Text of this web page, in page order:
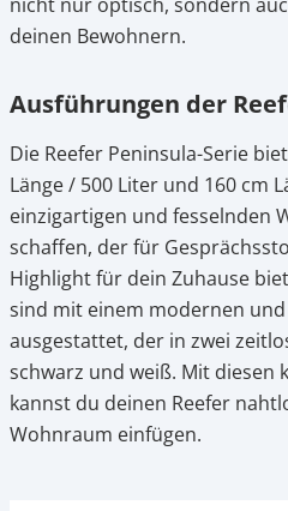
deinen Bewohnern.
Ausführungen der
Die Reefer Peninsula-Serie
Länge / 500 Liter und 160 cm
einzigartigen und fesselnden
schaffen, der für
Highlight für dein Zuhause
sind mit einem modernen
ausgestattet, der in zwei
schwarz und weiß. Mit diesen
kannst du deinen Reefer
Wohnraum einfügen.